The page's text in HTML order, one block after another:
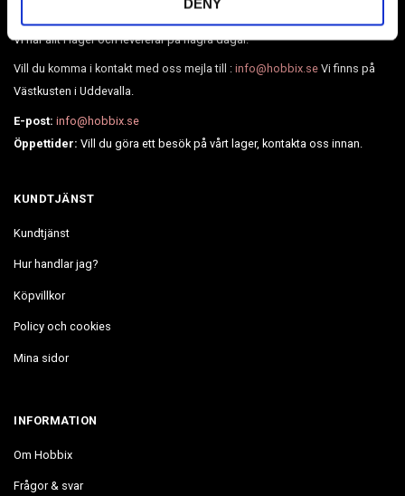
DENY
Vi har allt i lager och levererar på några dagar.
Vill du komma i kontakt med oss mejla till :info@hobbix.se Vi finns på
Västkusten i Uddevalla.
E-post: info@hobbix.se
Öppettider: Vill du göra ett besök på vårt lager, kontakta oss innan.
KUNDTJÄNST
Kundtjänst
Hur handlar jag?
Köpvillkor
Policy och cookies
Mina sidor
INFORMATION
Om Hobbix
Frågor & svar